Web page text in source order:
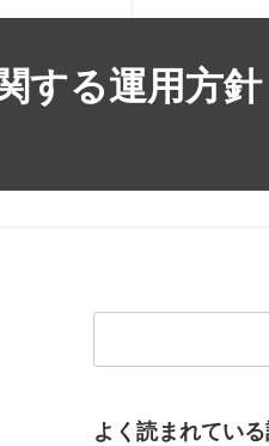
する運用方針
検
よく読まれてい